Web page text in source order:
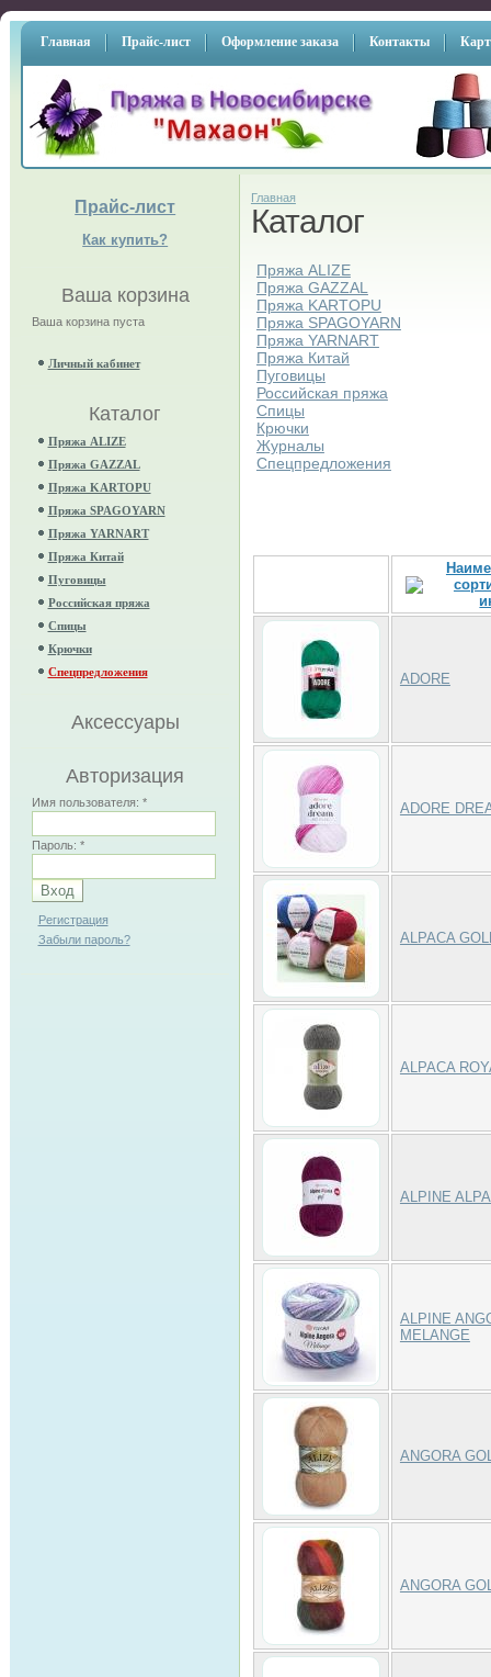
Главная Прайс-лист Оформление заказа Контакты
Прайс-лист
Как купить?
Ваша корзина
Ваша корзина пуста
Личный кабинет
Каталог
Пряжа ALIZE
Пряжа GAZZAL
Пряжа KARTOPU
Пряжа SPAGOYARN
Пряжа YARNART
Пряжа Китай
Пуговицы
Российская пряжа
Спицы
Крючки
Спецпредложения
Аксессуары
Авторизация
Имя пользователя: *
Пароль: *
Регистрация
Забыли пароль?
Главная
Каталог
Пряжа ALIZE
Пряжа GAZZAL
Пряжа KARTOPU
Пряжа SPAGOYARN
Пряжа YARNART
Пряжа Китай
Пуговицы
Российская пряжа
Спицы
Крючки
Журналы
Спецпредложения
ADORE
ADORE
ALPACA
ALPACA
ALPINE
ALPINE
MELANGE
ANGORA
ANGORA